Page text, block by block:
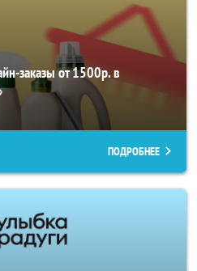
заказы от 1500р. в
ПОДРОБНЕЕ